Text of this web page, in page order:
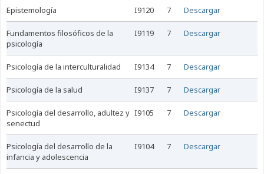
epistemología I9120 7 Descargar
fundamentos filosóficos de la
psicología
I9119 7 Descargar
psicología de la interculturalidad I9134 7 Descargar
psicología de la salud I9137 7 Descargar
psicología del desarrollo, adultez y
senectud
I9105 7 Descargar
psicología del desarrollo de la
infancia y adolescencia
I9104 7 Descargar